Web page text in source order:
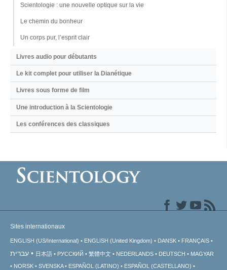
Scientologie : une nouvelle optique sur la vie
Le chemin du bonheur
Un corps pur, l’esprit clair
Livres audio pour débutants
Le kit complet pour utiliser la Dianétique
Livres sous forme de film
Une introduction à la Scientologie
Les conférences des classiques
Sites internationaux
ENGLISH (US/International) ENGLISH (United Kingdom) DANSK FRANÇAIS
עברית 日本語 РУССКИЙ 繁體中文 NEDERLANDS DEUTSCH
MAGYAR
NORSK
SVENSKA ESPAÑOL (LATINO)
ESPAÑOL (CASTELLANO)